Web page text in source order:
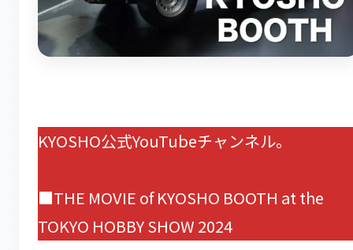
KYOSHO公式YouTubeチャンネル。
■THE MOVIE of KYOSHO BOOTH at the
TOKYO HOBBY SHOW 2024